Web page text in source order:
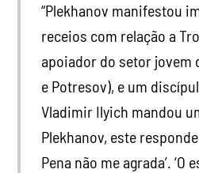
“Plekhanov manifestou
receios com relação a
apoiador do setor jovem
e Potresov), e um
Vladimir Ilyich mandou
Plekhanov, este
Pena não me agrada’. ‘O